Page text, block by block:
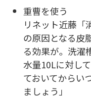
重曹を使う
リネット近藤「
の原因となる皮
る効果が。洗濯
水量10Lに対し
ておいてからい
ましょう」